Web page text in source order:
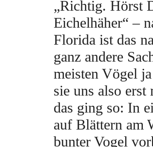
„Richtig. Hörst
Eichelhäher“ –
Florida ist das
ganz andere
meisten Vögel
sie uns also
das ging so: In
auf Blättern am
bunter Vogel